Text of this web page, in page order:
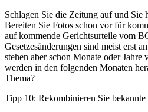
Schlagen Sie die Zeitung auf und Sie
Bereiten Sie Fotos schon vor für
auf kommende Gerichtsurteile vom
Gesetzesänderungen sind meist erst
stehen aber schon Monate oder
werden in den folgenden Monaten
Thema?
Tipp 10: Rekombinieren Sie bekannte